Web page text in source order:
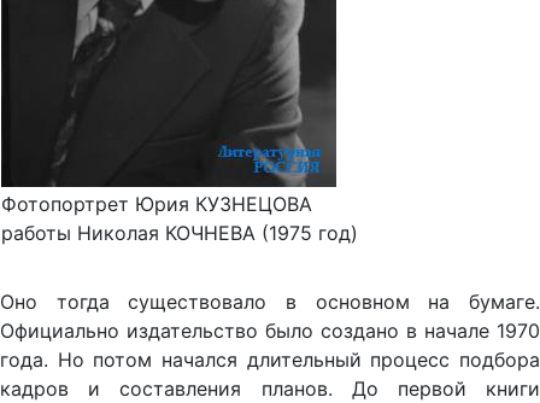
Фотопортрет Юрия КУЗНЕЦОВА
работы Николая КОЧНЕВА (1975 год)
Оно тогда существовало в основном на бумаге.
Официально издательство было создано в начале 1970
года. Но потом начался длительный процесс подбора
кадров и составления планов. До первой книги